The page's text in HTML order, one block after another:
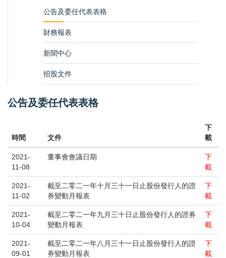
公告及委任代表表格
財務報表
新聞中心
招股文件
公告及委任代表表格
時間 文件
下
載
2021-
11-08
董事會會議日期
下
載
2021-
11-02
截至二零二一年十月三十一日止股份發行人的證
券變動月報表
下
載
2021-
10-04
截至二零二一年九月三十日止股份發行人的證券
變動月報表
下
載
2021-
09-01
截至二零二一年八月三十一日止股份發行人的證
券變動月報表
下
載